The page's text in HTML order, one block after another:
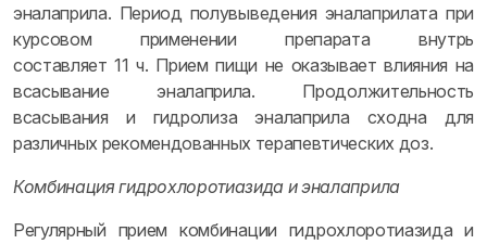
эналаприла. Период полувыведения эналаприлата при
курсовом применении препарата внутрь
составляет 11 ч. Прием пищи не оказывает влияния на
всасывание эналаприла. Продолжительность
всасывания и гидролиза эналаприла сходна для
различных рекомендованных терапевтических доз.
Комбинация гидрохлоротиазида и эналаприла
Регулярный прием комбинации гидрохлоротиазида и